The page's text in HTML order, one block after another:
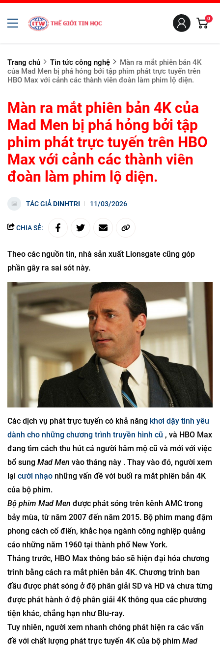
0
Trang chủ Tin tức công nghệ
Màn ra mắt phiên bản 4K
của Mad Men bị phá hỏng bởi tập phim phát trực tuyến trên
HBO Max với cảnh các thành viên đoàn làm phim lộ diện.
Màn ra mắt phiên bản 4K của
Mad Men bị phá hỏng bởi tập
phim phát trực tuyến trên HBO
Max với cảnh các thành viên
đoàn làm phim lộ diện.
TÁC GIẢDINHTRI 11/03/2026
CHIA SẺ:
Theo các nguồn tin, nhà sản xuất Lionsgate cũng góp
phần gây ra sai sót này.
Các dịch vụ phát trực tuyến có khả năng khơi dậy tình yêu
dành cho những chương trình truyền hình cũ , và HBO Max
đang tìm cách thu hút cả người hâm mộ cũ và mới với việc
bổ sung Mad Men vào tháng này . Thay vào đó, người xem
lại cười nhạo những vấn đề với buổi ra mắt phiên bản 4K
của bộ phim.
Bộ phim Mad Men được phát sóng trên kênh AMC trong
bảy mùa, từ năm 2007 đến năm 2015. Bộ phim mang đậm
phong cách cổ điển, khắc họa ngành công nghiệp quảng
cáo những năm 1960 tại thành phố New York.
Tháng trước, HBO Max thông báo sẽ hiện đại hóa chương
trình bằng cách ra mắt phiên bản 4K. Chương trình ban
đầu được phát sóng ở độ phân giải SD và HD và chưa từng
được phát hành ở độ phân giải 4K thông qua các phương
tiện khác, chẳng hạn như Blu-ray.
Tuy nhiên, người xem nhanh chóng phát hiện ra các vấn
đề với chất lượng phát trực tuyến 4K của bộ phim Mad